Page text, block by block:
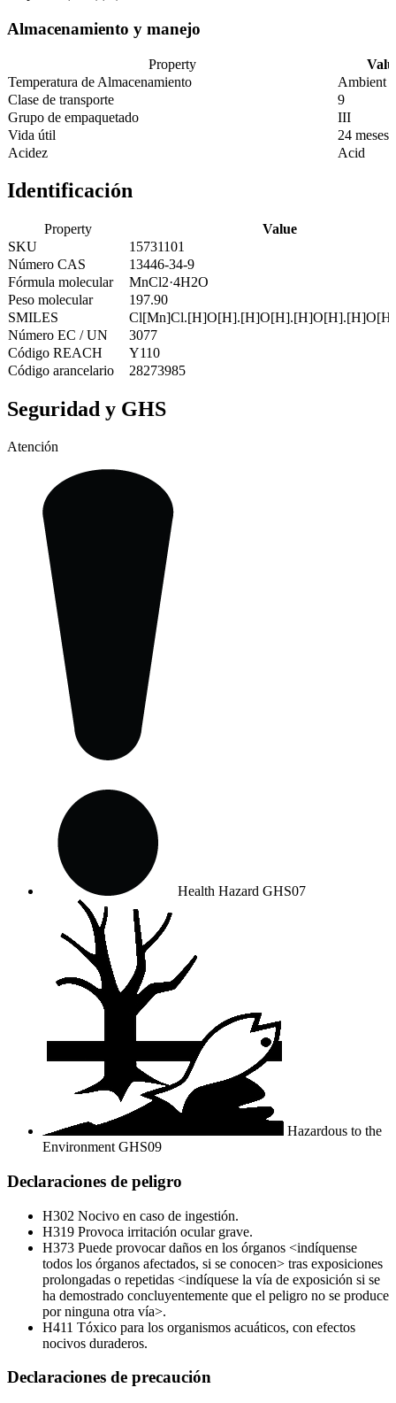
Almacenamiento y manejo
Property
Temperatura de Almacenamiento
Ambient
Clase de transporte
9
Grupo de empaquetado
III
Vida útil
24 meses
Acidez
Acid
Identificación
Property
Value
SKU
15731101
Número CAS
13446-34-9
Fórmula molecular
MnCl2·4H2O
Peso molecular
197.90
SMILES
Cl[Mn]Cl.[H]O[H].[H]O[H].[H]O[H].[H]O[H]
Número EC / UN
3077
Código REACH
Y110
Código arancelario
28273985
Seguridad y GHS
Atención
Health Hazard GHS07
Hazardous to the
Environment GHS09
Declaraciones de peligro
H302 Nocivo en caso de ingestión.
H319 Provoca irritación ocular grave.
H373 Puede provocar daños en los órganos <indíquense
todos los órganos afectados, si se conocen> tras exposiciones
prolongadas o repetidas <indíquese la vía de exposición si se
ha demostrado concluyentemente que el peligro no se produce
por ninguna otra vía>.
H411 Tóxico para los organismos acuáticos, con efectos
nocivos duraderos.
Declaraciones de precaución